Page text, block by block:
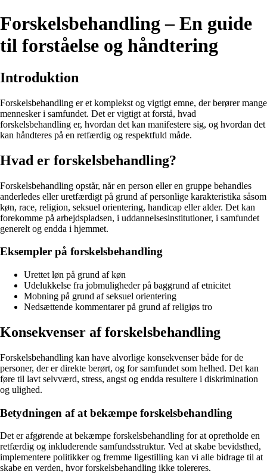
Forskelsbehandling – En guide
til forståelse og håndtering
Introduktion
Forskelsbehandling er et komplekst og vigtigt emne, der berører mange
mennesker i samfundet. Det er vigtigt at forstå, hvad
forskelsbehandling er, hvordan det kan manifestere sig, og hvordan det
kan håndteres på en retfærdig og respektfuld måde.
Hvad er forskelsbehandling?
Forskelsbehandling opstår, når en person eller en gruppe behandles
anderledes eller uretfærdigt på grund af personlige karakteristika såsom
køn, race, religion, seksuel orientering, handicap eller alder. Det kan
forekomme på arbejdspladsen, i uddannelsesinstitutioner, i samfundet
generelt og endda i hjemmet.
Eksempler på forskelsbehandling
Urettet løn på grund af køn
Udelukkelse fra jobmuligheder på baggrund af etnicitet
Mobning på grund af seksuel orientering
Nedsættende kommentarer på grund af religiøs tro
Konsekvenser af forskelsbehandling
Forskelsbehandling kan have alvorlige konsekvenser både for de
personer, der er direkte berørt, og for samfundet som helhed. Det kan
føre til lavt selvværd, stress, angst og endda resultere i diskrimination
og ulighed.
Betydningen af at bekæmpe forskelsbehandling
Det er afgørende at bekæmpe forskelsbehandling for at opretholde en
retfærdig og inkluderende samfundsstruktur. Ved at skabe bevidsthed,
implementere politikker og fremme ligestilling kan vi alle bidrage til at
skabe en verden, hvor forskelsbehandling ikke tolereres.